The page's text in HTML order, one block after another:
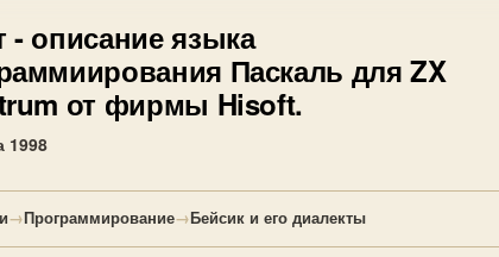
- описание языка
Паскаль для ZX
от фирмы Hisoft.
1998
→Программирование→Бейсик и его диалекты